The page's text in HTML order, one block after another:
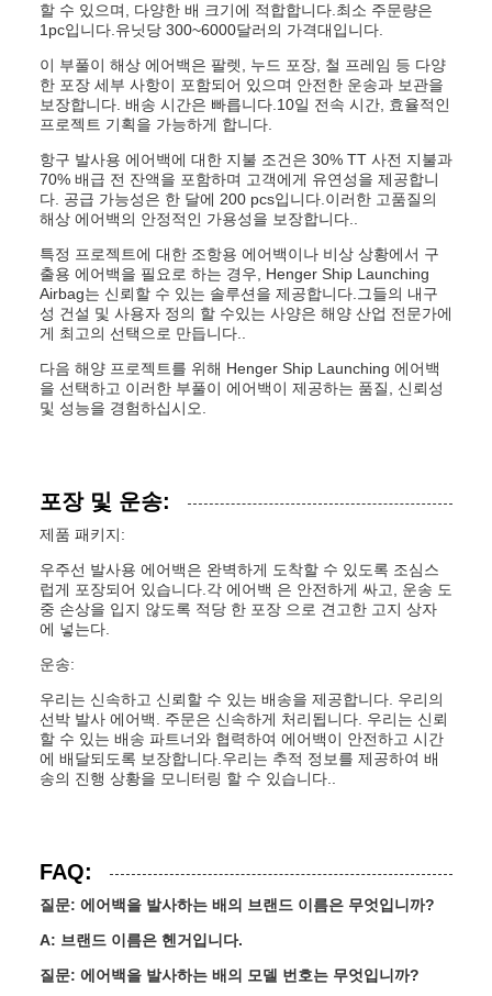
할 수 있으며, 다양한 배 크기에 적합합니다.최소 주문량은
1pc입니다.유닛당 300~6000달러의 가격대입니다.
이 부풀이 해상 에어백은 팔렛, 누드 포장, 철 프레임 등 다양
한 포장 세부 사항이 포함되어 있으며 안전한 운송과 보관을
보장합니다. 배송 시간은 빠릅니다.10일 전속 시간, 효율적인
프로젝트 기획을 가능하게 합니다.
항구 발사용 에어백에 대한 지불 조건은 30% TT 사전 지불과
70% 배급 전 잔액을 포함하며 고객에게 유연성을 제공합니
다. 공급 가능성은 한 달에 200 pcs입니다.이러한 고품질의
해상 에어백의 안정적인 가용성을 보장합니다..
특정 프로젝트에 대한 조항용 에어백이나 비상 상황에서 구
출용 에어백을 필요로 하는 경우, Henger Ship Launching
Airbag는 신뢰할 수 있는 솔루션을 제공합니다.그들의 내구
성 건설 및 사용자 정의 할 수있는 사양은 해양 산업 전문가에
게 최고의 선택으로 만듭니다..
다음 해양 프로젝트를 위해 Henger Ship Launching 에어백
을 선택하고 이러한 부풀이 에어백이 제공하는 품질, 신뢰성
및 성능을 경험하십시오.
포장 및 운송:
제품 패키지:
우주선 발사용 에어백은 완벽하게 도착할 수 있도록 조심스
럽게 포장되어 있습니다.각 에어백 은 안전하게 싸고, 운송 도
중 손상을 입지 않도록 적당 한 포장 으로 견고한 고지 상자
에 넣는다.
운송:
우리는 신속하고 신뢰할 수 있는 배송을 제공합니다. 우리의
선박 발사 에어백. 주문은 신속하게 처리됩니다. 우리는 신뢰
할 수 있는 배송 파트너와 협력하여 에어백이 안전하고 시간
에 배달되도록 보장합니다.우리는 추적 정보를 제공하여 배
송의 진행 상황을 모니터링 할 수 있습니다..
FAQ:
질문: 에어백을 발사하는 배의 브랜드 이름은 무엇입니까?
A: 브랜드 이름은 헨거입니다.
질문: 에어백을 발사하는 배의 모델 번호는 무엇입니까?